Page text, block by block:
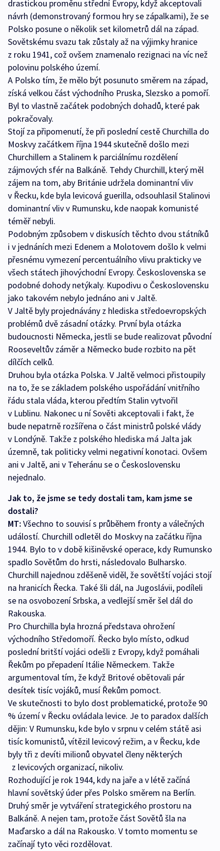
drastickou proměnu střední Evropy, když akceptovali
návrh (demonstrovaný formou hry se zápalkami), že se
Polsko posune o několik set kilometrů dál na západ.
Sovětskému svazu tak zůstaly až na výjimky hranice
z roku 1941, což ovšem znamenalo rezignaci na víc než
polovinu polského území.
A Polsko tím, že mělo být posunuto směrem na západ,
získá velkou část východního Pruska, Slezsko a pomoří.
Byl to vlastně začátek podobných dohadů, které pak
pokračovaly.
Stojí za připomenutí, že při poslední cestě Churchilla do
Moskvy začátkem října 1944 skutečně došlo mezi
Churchillem a Stalinem k parciálnímu rozdělení
zájmových sfér na Balkáně. Tehdy Churchill, který měl
zájem na tom, aby Británie udržela dominantní vliv
v Řecku, kde byla levicová guerilla, odsouhlasil Stalinovi
dominantní vliv v Rumunsku, kde naopak komunisté
téměř nebyli.
Podobným způsobem v diskusích těchto dvou státníků
i v jednáních mezi Edenem a Molotovem došlo k velmi
přesnému vymezení percentuálního vlivu prakticky ve
všech státech jihovýchodní Evropy. Československa se
podobné dohody netýkaly. Kupodivu o Československu
jako takovém nebylo jednáno ani v Jaltě.
V Jaltě byly projednávány z hlediska středoevropských
problémů dvě zásadní otázky. První byla otázka
budoucnosti Německa, jestli se bude realizovat původní
Rooseveltův záměr a Německo bude rozbito na pět
dílčích celků.
Druhou byla otázka Polska. V Jaltě velmoci přistoupily
na to, že se základem polského uspořádání vnitřního
řádu stala vláda, kterou předtím Stalin vytvořil
v Lublinu. Nakonec u ní Sověti akceptovali i fakt, že
bude nepatrně rozšířena o část ministrů polské vlády
v Londýně. Takže z polského hlediska má Jalta jak
územně, tak politicky velmi negativní konotaci. Ovšem
ani v Jaltě, ani v Teheránu se o Československu
nejednalo.
Jak to, že jsme se tedy dostali tam, kam jsme se
dostali?
MT: Všechno to souvisí s průběhem fronty a válečných
událostí. Churchill odletěl do Moskvy na začátku října
1944. Bylo to v době kišiněvské operace, kdy Rumunsko
spadlo Sovětům do hrsti, následovalo Bulharsko.
Churchill najednou zděšeně viděl, že sovětští vojáci stojí
na hranicích Řecka. Také šli dál, na Jugoslávii, podíleli
se na osvobození Srbska, a vedlejší směr šel dál do
Rakouska.
Pro Churchilla byla hrozná představa ohrožení
východního Středomoří. Řecko bylo místo, odkud
poslední britští vojáci odešli z Evropy, když pomáhali
Řekům po přepadení Itálie Německem. Takže
argumentoval tím, že když Britové obětovali pár
desítek tisíc vojáků, musí Řekům pomoct.
Ve skutečnosti to bylo dost problematické, protože 90
% území v Řecku ovládala levice. Je to paradox dalších
dějin: V Rumunsku, kde bylo v srpnu v celém státě asi
tisíc komunistů, vítězil levicový režim, a v Řecku, kde
byly tři z devíti milionů obyvatel členy některých
z levicových organizací, nikoliv.
Rozhodující je rok 1944, kdy na jaře a v létě začíná
hlavní sovětský úder přes Polsko směrem na Berlín.
Druhý směr je vytváření strategického prostoru na
Balkáně. A nejen tam, protože část Sovětů šla na
Maďarsko a dál na Rakousko. V tomto momentu se
začínají tyto věci rozdělovat.